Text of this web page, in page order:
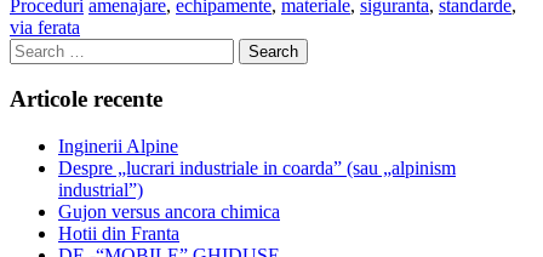
Proceduri amenajare, echipamente, materiale, siguranta, standarde,
via ferata
Search
for:
Articole recente
Inginerii Alpine
Despre „lucrari industriale in coarda” (sau „alpinism
industrial”)
Gujon versus ancora chimica
Hotii din Franta